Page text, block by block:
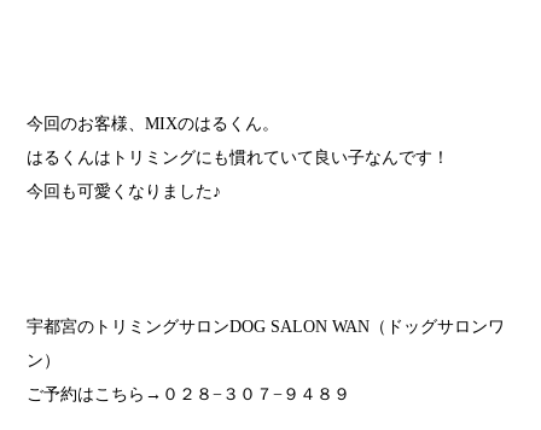
今回のお客様、MIXのはるくん。
はるくんはトリミングにも慣れていて良い子なんです！
今回も可愛くなりました♪
宇都宮のトリミングサロンDOG SALON WAN（ドッグサロンワ
ン）
ご予約はこちら→０２８−３０７−９４８９